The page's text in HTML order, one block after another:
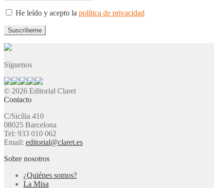
He leído y acepto la política de privacidad
Síguenos
© 2026 Editorial Claret
Contacto
C/Sicília 410
08025 Barcelona
Tel: 933 010 062
Email: editorial@claret.es
Sobre nosotros
¿Quiénes somos?
La Misa